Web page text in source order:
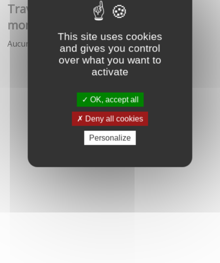
This site uses cookies
and gives you control
over what you want to
activate
OK, accept all
Deny all cookies
Personalize
Travaux et interventions sur
monument historique
Aucune démarche pour le moment